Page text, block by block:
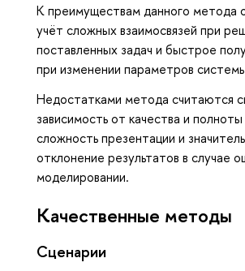
К преимуществам данного метода
учёт сложных взаимосвязей при
поставленных задач и быстрое
при изменении параметров
Недостатками метода считаются
зависимость от качества и
сложность презентации и
отклонение результатов в случае
моделировании.
Качественные методы
Сценарии